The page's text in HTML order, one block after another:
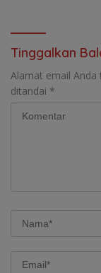
Tinggalkan
Alamat email Anda
ditandai *